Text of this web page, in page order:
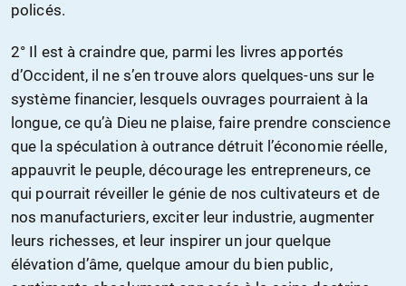
policés.
2° Il est à craindre que, parmi les livres apportés
d’Occident, il ne s’en trouve alors quelques-uns sur le
système financier, lesquels ouvrages pourraient à la
longue, ce qu’à Dieu ne plaise, faire prendre conscience
que la spéculation à outrance détruit l’économie réelle,
appauvrit le peuple, décourage les entrepreneurs, ce
qui pourrait réveiller le génie de nos cultivateurs et de
nos manufacturiers, exciter leur industrie, augmenter
leurs richesses, et leur inspirer un jour quelque
élévation d’âme, quelque amour du bien public,